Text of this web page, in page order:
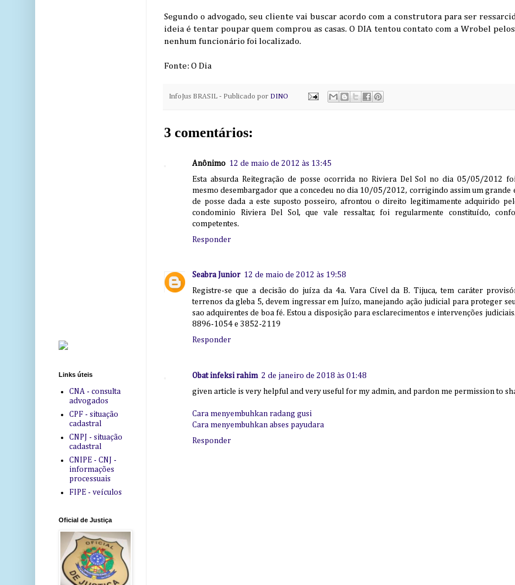
Segundo o advogado, seu cliente vai buscar acordo com a construtora para ser
ideia é tentar poupar quem comprou as casas. O DIA tentou contato com a Wrobel
nenhum funcionário foi localizado.
Fonte: O Dia
InfoJus BRASIL - Publicado por DINO
3 comentários:
Anônimo 12 de maio de 2012 às 13:45
Esta absurda Reitegração de posse ocorrida no Riviera Del Sol no dia 05/05/2012
mesmo desembargador que a concedeu no dia 10/05/2012, corrigindo assim um grande
de posse dada a este suposto posseiro, afrontou o direito legitimamente adquirido
condominio Riviera Del Sol, que vale ressaltar, foi regularmente constituído,
competentes.
Responder
Seabra Junior 12 de maio de 2012 às 19:58
Registre-se que a decisão do juíza da 4a. Vara Cível da B. Tijuca, tem caráter
terrenos da gleba 5, devem ingressar em Juízo, manejando ação judicial para proteger
sao adquirentes de boa fé. Estou a disposição para esclarecimentos e intervenções
8896-1054 e 3852-2119
Responder
Obat infeksi rahim 2 de janeiro de 2018 às 01:48
given article is very helpful and very useful for my admin, and pardon me permission to
Cara menyembuhkan radang gusi
Cara menyembuhkan abses payudara
Responder
Links úteis
CNA - consulta
advogados
CPF - situação
cadastral
CNPJ - situação
cadastral
CNIPE - CNJ -
informações
processuais
FIPE - veículos
Oficial de Justiça